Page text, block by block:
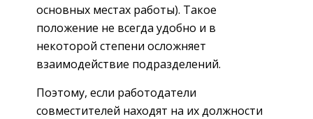
основных местах работы). Такое
положение не всегда удобно и в
некоторой степени осложняет
взаимодействие подразделений.
Поэтому, если работодатели
совместителей находят на их должности